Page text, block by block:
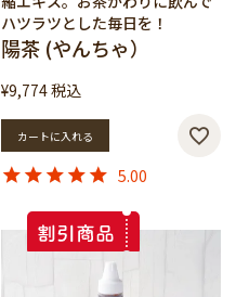
ハツラツとした毎日を！
陽茶 (やんちゃ）
¥9,774税込
カートに入れる
5.00